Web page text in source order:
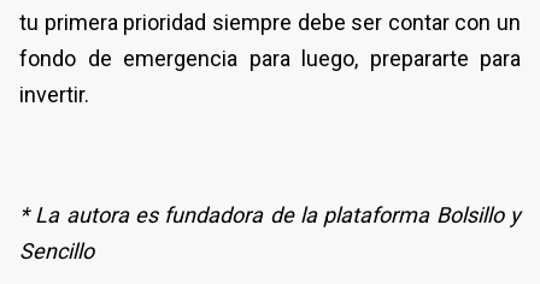
tu primera prioridad siempre debe ser contar con un
fondo de emergencia para luego, prepararte para
invertir.
* La autora es fundadora de la plataforma Bolsillo y
Sencillo